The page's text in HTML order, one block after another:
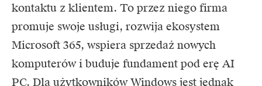
kontaktu z klientem. To przez niego firma
promuje swoje usługi, rozwija ekosystem
Microsoft 365, wspiera sprzedaż nowych
komputerów i buduje fundament pod erę AI
PC. Dla użytkowników Windows jest jednak